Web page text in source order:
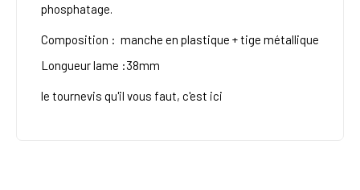
phosphatage.
Composition : manche en plastique + tige métallique
Longueur lame :38mm
le tournevis qu'il vous faut, c'est ici